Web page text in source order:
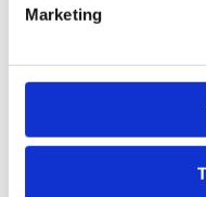
Marketing